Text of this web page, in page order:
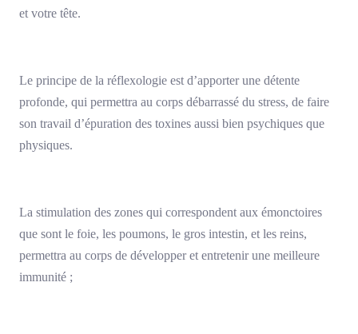
et votre tête.
Le principe de la réflexologie est d’apporter une détente
profonde, qui permettra au corps débarrassé du stress, de faire
son travail d’épuration des toxines aussi bien psychiques que
physiques.
La stimulation des zones qui correspondent aux émonctoires
que sont le foie, les poumons, le gros intestin, et les reins,
permettra au corps de développer et entretenir une meilleure
immunité ;